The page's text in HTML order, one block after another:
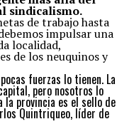
sindicalismo.
de trabajo hasta
impulsar una
localidad,
de los neuquinos y
fuerzas lo tienen. La
pero nosotros lo
provincia es el sello de
Quintriqueo, líder de